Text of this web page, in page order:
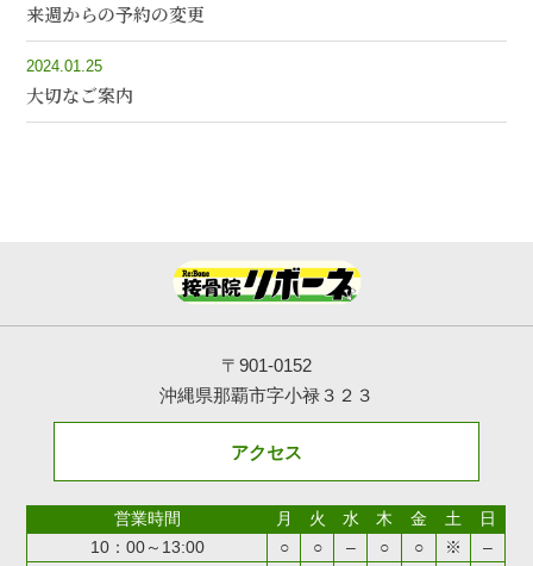
来週からの予約の変更
2024.01.25
大切なご案内
〒901-0152
沖縄県那覇市字小禄３２３
アクセス
営業時間 月 火 水 木 金 土
日
10：00～13:00
○ ○ – ○ ○ ※ –